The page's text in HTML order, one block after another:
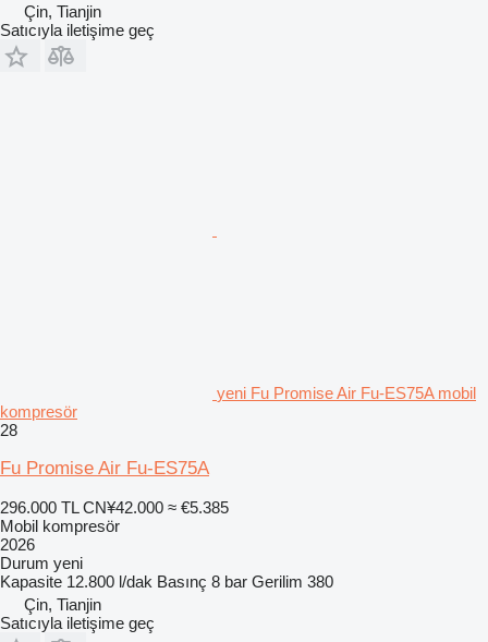
Çin, Tianjin
Satıcıyla iletişime geç
yeni Fu Promise Air Fu-ES75A mobil
kompresör
28
Fu Promise Air Fu-ES75A
296.000 TL CN¥42.000 ≈ €5.385
Mobil kompresör
2026
Durum yeni
Kapasite 12.800 l/dak Basınç 8 bar Gerilim 380
Çin, Tianjin
Satıcıyla iletişime geç